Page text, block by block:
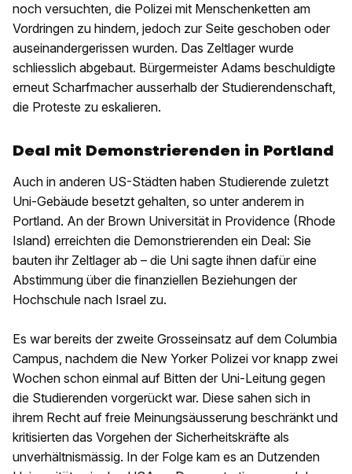
noch versuchten, die Polizei mit Menschenketten am
Vordringen zu hindern, jedoch zur Seite geschoben oder
auseinandergerissen wurden. Das Zeltlager wurde
schliesslich abgebaut. Bürgermeister Adams beschuldigte
erneut Scharfmacher ausserhalb der Studierendenschaft,
die Proteste zu eskalieren.
Deal mit Demonstrierenden in Portland
Auch in anderen US-Städten haben Studierende zuletzt
Uni-Gebäude besetzt gehalten, so unter anderem in
Portland. An der Brown Universität in Providence (Rhode
Island) erreichten die Demonstrierenden ein Deal: Sie
bauten ihr Zeltlager ab – die Uni sagte ihnen dafür eine
Abstimmung über die finanziellen Beziehungen der
Hochschule nach Israel zu.
Es war bereits der zweite Grosseinsatz auf dem Columbia
Campus, nachdem die New Yorker Polizei vor knapp zwei
Wochen schon einmal auf Bitten der Uni-Leitung gegen
die Studierenden vorgerückt war. Diese sahen sich in
ihrem Recht auf freie Meinungsäusserung beschränkt und
kritisierten das Vorgehen der Sicherheitskräfte als
unverhältnismässig. In der Folge kam es an Dutzenden